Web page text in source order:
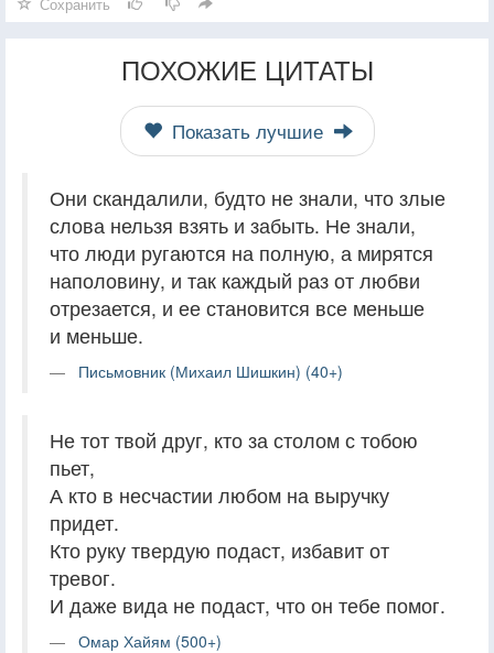
ПОХОЖИЕ ЦИТАТЫ
Показать лучшие
Они скандалили, будто не знали, что злые
слова нельзя взять и забыть. Не знали,
что люди ругаются на полную, а мирятся
наполовину, и так каждый раз от любви
отрезается, и ее становится все меньше
и меньше.
Письмовник (Михаил Шишкин) (40+)
Не тот твой друг, кто за столом с тобою
пьет,
А кто в несчастии любом на выручку
придет.
Кто руку твердую подаст, избавит от
тревог.
И даже вида не подаст, что он тебе помог.
Омар Хайям (500+)